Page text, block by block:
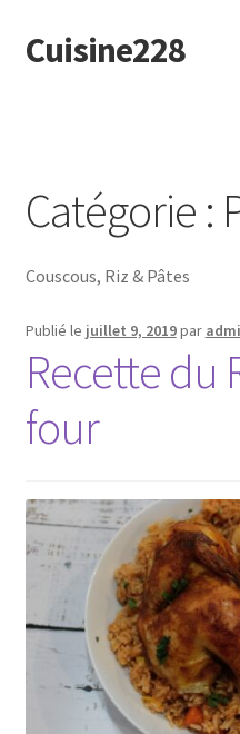
Aller
à
Aller
au
Cuisine228
Catégorie :
Couscous, Riz & Pâtes
Publié le juillet 9, 2019par
Recette du
four